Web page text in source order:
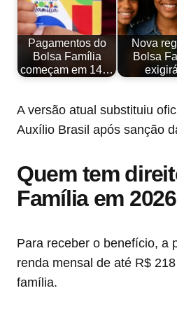
Pagamentos do
Bolsa Família
começam em 14…
Nova
Bolsa
A versão atual substituiu
Auxílio Brasil após sanção
Quem tem
Família em 2026
Para receber o benefício, a
renda mensal de até R$
família.